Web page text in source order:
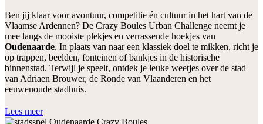
Ben jij klaar voor avontuur, competitie én cultuur in het hart van de
Vlaamse Ardennen? De Crazy Boules Urban Challenge neemt je
mee langs de mooiste plekjes en verrassende hoekjes van
Oudenaarde. In plaats van naar een klassiek doel te mikken, richt je
op trappen, beelden, fonteinen of bankjes in de historische
binnenstad. Terwijl je speelt, ontdek je leuke weetjes over de stad
van Adriaen Brouwer, de Ronde van Vlaanderen en het
eeuwenoude stadhuis.
Lees meer